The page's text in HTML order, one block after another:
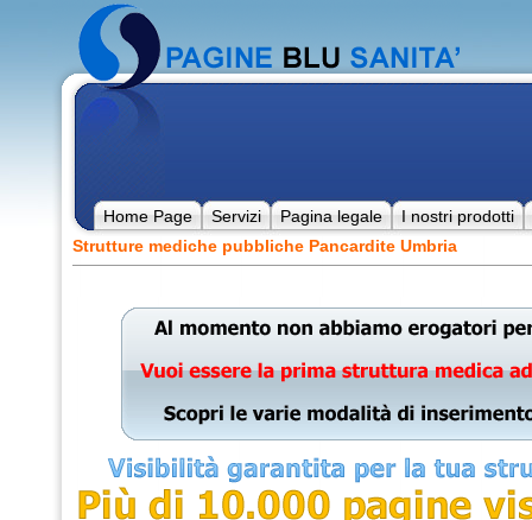
Home Page Servizi Pagina legale
I nostri prodotti
Strutture mediche pubbliche Pancardite Umbria